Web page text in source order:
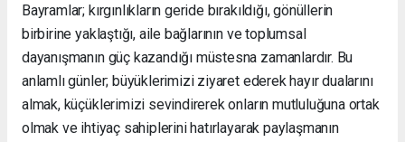
Bayramlar; kırgınlıkların geride bırakıldığı, gönüllerin
birbirine yaklaştığı, aile bağlarının ve toplumsal
dayanışmanın güç kazandığı müstesna zamanlardır. Bu
anlamlı günler; büyüklerimizi ziyaret ederek hayır dualarını
almak, küçüklerimizi sevindirerek onların mutluluğuna ortak
olmak ve ihtiyaç sahiplerini hatırlayarak paylaşmanın